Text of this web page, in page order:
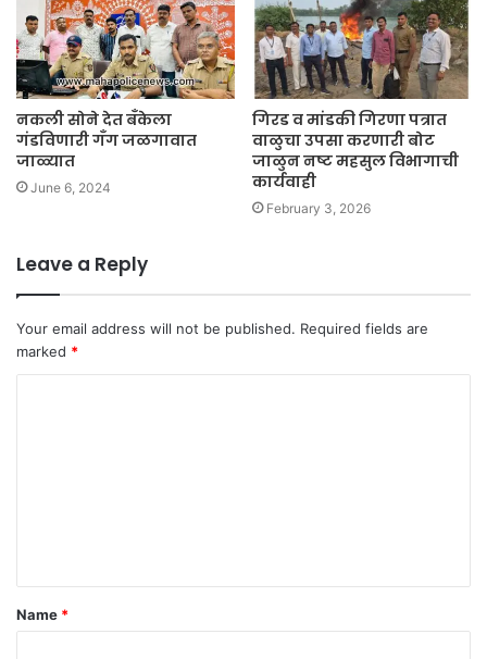
नकली सोने देत बँकेला
गंडविणारी गँग जळगावात
जाळ्यात
June 6, 2024
गिरड व मांडकी गिरणा पत्रात
वाळुचा उपसा करणारी बोट
जाळुन नष्ट महसुल विभागाची
कार्यवाही
February 3, 2026
Leave a Reply
Your email address will not be published. Required fields are
marked *
t
*
Name *